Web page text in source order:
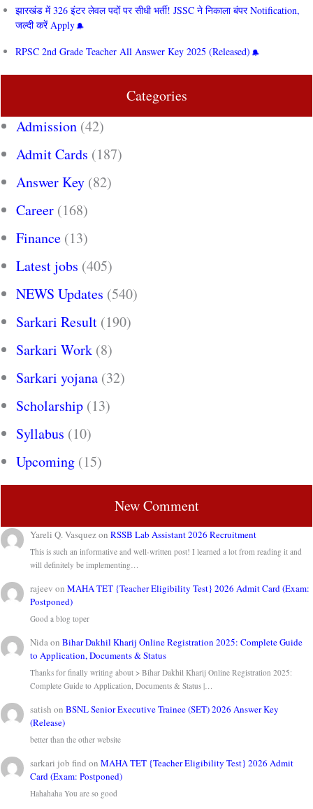
झारखंड में 326 इंटर लेवल पदों पर सीधी भर्ती! JSSC ने निकाला बंपर Notification,
जल्दी करें Apply
RPSC 2nd Grade Teacher All Answer Key 2025 (Released)
Categories
Admission (42)
Admit Cards (187)
Answer Key (82)
Career (168)
Finance (13)
Latest jobs (405)
NEWS Updates (540)
Sarkari Result (190)
Sarkari Work (8)
Sarkari yojana (32)
Scholarship (13)
Syllabus (10)
Upcoming (15)
New Comment
Yareli Q. VasquezonRSSB Lab Assistant 2026 Recruitment
This is such an informative and well-written post! I learned a lot from reading it and
will definitely be implementing…
rajeev onMAHA TET {Teacher Eligibility Test} 2026 Admit Card (Exam:
Postponed)
Good a blog toper
NidaonBihar Dakhil Kharij Online Registration 2025: Complete Guide
to Application, Documents & Status
Thanks for finally writing about > Bihar Dakhil Kharij Online Registration 2025:
Complete Guide to Application, Documents & Status |…
satish onBSNL Senior Executive Trainee (SET) 2026 Answer Key
(Release)
better than the other website
sarkari job find onMAHA TET {Teacher Eligibility Test} 2026 Admit
Card (Exam: Postponed)
Hahahaha You are so good